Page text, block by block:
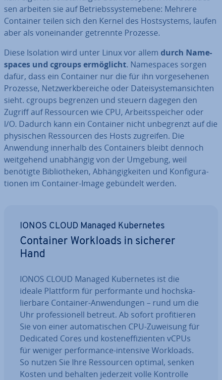
sen arbeiten sie auf Be­triebs­sys­tem­ebe­ne: Mehrere
Container teilen sich den Kernel des Host­sys­tems, laufen
aber als von­ein­an­der getrennte Prozesse.
Diese Isolation wird unter Linux vor allem durch Name­
spaces und cgroups er­mög­licht. Name­spaces sorgen
dafür, dass ein Container nur die für ihn vor­ge­se­he­nen
Prozesse, Netz­werk­be­rei­che oder Da­tei­sys­tem­an­sich­ten
sieht. cgroups begrenzen und steuern dagegen den
Zugriff auf Res­sour­cen wie CPU, Ar­beits­spei­cher oder
I/O. Dadurch kann ein Container nicht un­be­grenzt auf die
phy­si­schen Res­sour­cen des Hosts zugreifen. Die
Anwendung innerhalb des Con­tai­ners bleibt dennoch
weit­ge­hend un­ab­hän­gig von der Umgebung, weil
benötigte Bi­blio­the­ken, Ab­hän­gig­kei­ten und Kon­fi­gu­ra­
tio­nen im Container-Image gebündelt werden.
IONOS CLOUD Managed Ku­ber­netes
Container Workloads in sicherer
Hand
IONOS CLOUD Managed Ku­ber­netes ist die
ideale Plattform für per­for­man­te und hoch­ska­
lier­ba­re Container-An­wen­dun­gen – rund um die
Uhr pro­fes­sio­nell betreut. Ab sofort pro­fi­tie­ren
Sie von einer au­to­ma­ti­schen CPU-Zuweisung für
Dedicated Cores und kos­ten­ef­fi­zi­en­ten vCPUs
für weniger per­for­mance-intensive Workloads.
So nutzen Sie Ihre Res­sour­cen optimal, senken
Kosten und behalten jederzeit volle Kontrolle